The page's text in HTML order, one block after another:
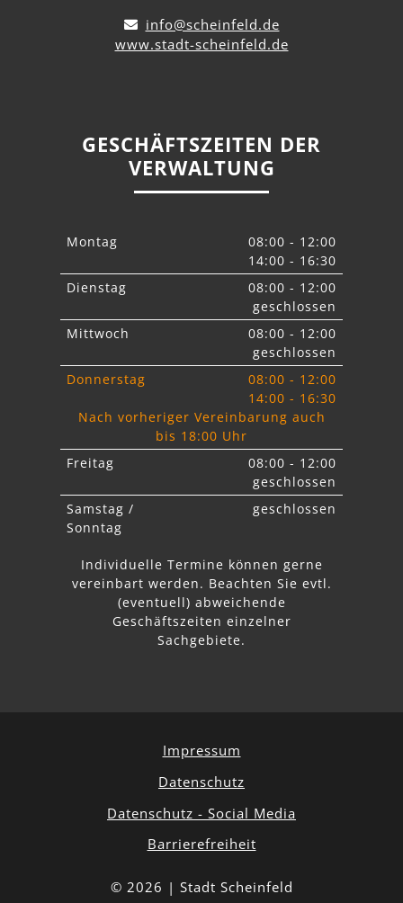
info@scheinfeld.de
www.stadt-scheinfeld.de
GESCHÄFTSZEITEN DER
VERWALTUNG
Montag
08:00 - 12:00
14:00 - 16:30
Dienstag
08:00 - 12:00
geschlossen
Mittwoch
08:00 - 12:00
geschlossen
Donnerstag
08:00 - 12:00
14:00 - 16:30
Nach vorheriger Vereinbarung auch
bis 18:00 Uhr
Freitag
08:00 - 12:00
geschlossen
Samstag /
Sonntag
geschlossen
Individuelle Termine können gerne
vereinbart werden. Beachten Sie evtl.
abweichende
Geschäftszeiten einzelner
Sachgebiete.
Impressum
Datenschutz
Datenschutz - Social Media
Barrierefreiheit
© 2026 | Stadt Scheinfeld